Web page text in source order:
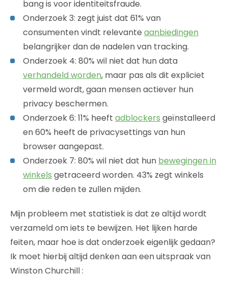
bang is voor identiteitsfraude.
Onderzoek 3: zegt juist dat 61% van
consumenten vindt relevante aanbiedingen
belangrijker dan de nadelen van tracking.
Onderzoek 4: 80% wil niet dat hun data
verhandeld worden, maar pas als dit expliciet
vermeld wordt, gaan mensen actiever hun
privacy beschermen.
Onderzoek 6: 11% heeft adblockers geïnstalleerd
en 60% heeft de privacysettings van hun
browser aangepast.
Onderzoek 7: 80% wil niet dat hun bewegingen in
winkels getraceerd worden. 43% zegt winkels
om die reden te zullen mijden.
Mijn probleem met statistiek is dat ze altijd wordt
verzameld om iets te bewijzen. Het lijken harde
feiten, maar hoe is dat onderzoek eigenlijk gedaan?
Ik moet hierbij altijd denken aan een uitspraak van
Winston Churchill :